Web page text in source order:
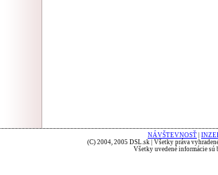
NÁVŠTEVNOSŤ
(C) 2004, 2005 DSL.sk | Všetky práva
Všetky uvedené informácie sú